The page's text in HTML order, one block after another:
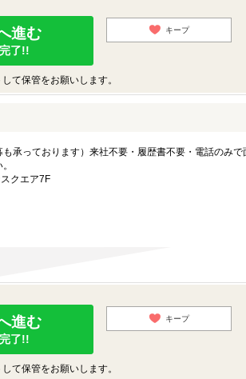
進む
了!!
キープ
て保管をお願いします。
承っております）来社不要・履歴書不要・電話のみで
クエア7F
進む
了!!
キープ
て保管をお願いします。